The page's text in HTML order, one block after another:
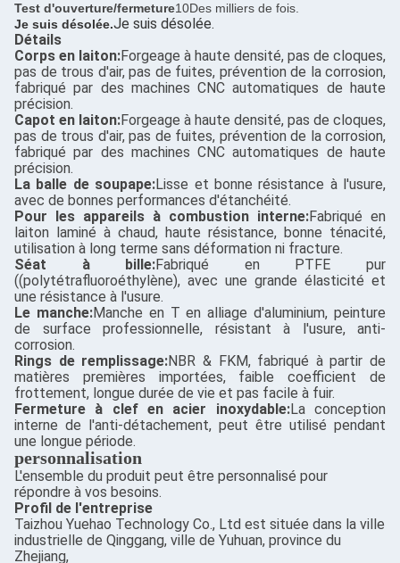
Test d'ouverture/fermeture10Des milliers de fois.
Je suis désolée.Je suis désolée.
Détails
Corps en laiton:Forgeage à haute densité, pas de cloques,
pas de trous d'air, pas de fuites, prévention de la corrosion,
fabriqué par des machines CNC automatiques de haute
précision.
Capot en laiton:Forgeage à haute densité, pas de cloques,
pas de trous d'air, pas de fuites, prévention de la corrosion,
fabriqué par des machines CNC automatiques de haute
précision.
La balle de soupape:Lisse et bonne résistance à l'usure,
avec de bonnes performances d'étanchéité.
Pour les appareils à combustion interne:Fabriqué en
laiton laminé à chaud, haute résistance, bonne ténacité,
utilisation à long terme sans déformation ni fracture.
Séat à bille:Fabriqué en PTFE pur
((polytétrafluoroéthylène), avec une grande élasticité et
une résistance à l'usure.
Le manche:Manche en T en alliage d'aluminium, peinture
de surface professionnelle, résistant à l'usure, anti-
corrosion.
Rings de remplissage:NBR & FKM, fabriqué à partir de
matières premières importées, faible coefficient de
frottement, longue durée de vie et pas facile à fuir.
Fermeture à clef en acier inoxydable:La conception
interne de l'anti-détachement, peut être utilisé pendant
une longue période.
personnalisation
L'ensemble du produit peut être personnalisé pour
répondre à vos besoins.
Profil de l'entreprise
Taizhou Yuehao Technology Co., Ltd est située dans la ville
industrielle de Qinggang, ville de Yuhuan, province du
Zhejiang,